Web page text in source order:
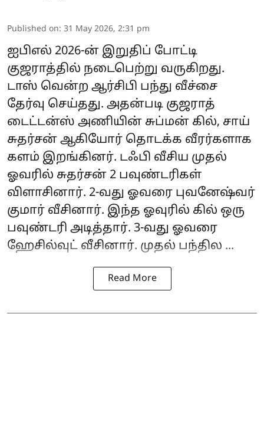
Published on: 31 May 2026, 2:31 pm
ஐபிஎல் 2026-ன் இறுதிப் போட்டி
குஜராத்தில் நடைபெற்று வருகிறது.
டாஸ் வென்ற ஆர்சிபி பந்து வீச்சை
தேர்வு செய்தது. அதன்படி குஜராத்
டைட்டன்ஸ் அணியின் சுப்மன் கில், சாய்
சுதர்சன் ஆகியோர் தொடக்க வீரர்களாக
களம் இறங்கினர். டஃபி வீசிய முதல்
ஓவரில் சுதர்சன் 2 பவுண்டரிகள்
விளாசினார். 2-வது ஓவரை புவனேஷ்வர்
குமார் வீசினார். இந்த ஓவுரில் கில் ஒரு
பவுண்டரி அடித்தார். 3-வது ஓவரை
ஹேசில்வுட் வீசினார். முதல் பந்தில ...
Read More